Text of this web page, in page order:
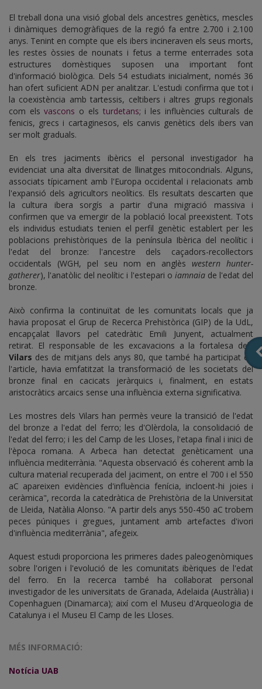
El treball dona una visió global dels ancestres genètics, mescles
i dinàmiques demogràfiques de la regió fa entre 2.700 i 2.100
anys. Tenint en compte que els ibers incineraven els seus morts,
les restes òssies de nounats i fetus a terme enterrades sota
estructures domèstiques suposen una important font
d'informació biològica. Dels 54 estudiats inicialment, només 36
han ofert suficient ADN per analitzar. L'estudi confirma que tot i
la coexistència amb tartessis, celtibers i altres grups regionals
com elsvascons o els turdetans; i les influències culturals de
fenicis, grecs i cartaginesos, els canvis genètics dels ibers van
ser molt graduals.
En els tres jaciments ibèrics el personal investigador ha
evidenciat una alta diversitat de llinatges mitocondrials. Alguns,
associats típicament amb l'Europa occidental i relacionats amb
l'expansió dels agricultors neolítics. Els resultats descarten que
la cultura ibera sorgís a partir d'una migració massiva i
confirmen que va emergir de la població local preexistent. Tots
els individus estudiats tenien el perfil genètic establert per les
poblacions prehistòriques de la península Ibèrica del neolític i
l'edat del bronze: l'ancestre dels caçadors-recol·lectors
occidentals (WGH, pel seu nom en anglès western hunter-
gatherer), l'anatòlic del neolític i l'estepari o iamnaia de l'edat del
bronze.
Això confirma la continuïtat de les comunitats locals que ja
havia proposat el Grup de Recerca Prehistòrica (GIP) de la UdL,
encapçalat llavors pel catedràtic Emili Junyent, actualment
retirat. El responsable de les excavacions a la fortalesa dels
Vilars des de mitjans dels anys 80, que també ha participat en
l'article, havia emfatitzat la transformació de les societats del
bronze final en cacicats jeràrquics i, finalment, en estats
aristocràtics arcaics sense una influència externa significativa.
Les mostres dels Vilars han permès veure la transició de l'edat
del bronze a l'edat del ferro; les d'Olèrdola, la consolidació de
l'edat del ferro; i les del Camp de les Lloses, l'etapa final i inici de
l'època romana. A Arbeca han detectat genèticament una
influència mediterrània. "Aquesta observació és coherent amb la
cultura material recuperada del jaciment, on entre el 700 i el 550
aC apareixen evidències d'influència fenícia, incloent-hi joies i
ceràmica", recorda la catedràtica de Prehistòria de la Universitat
de Lleida, Natàlia Alonso. "A partir dels anys 550-450 aC trobem
peces púniques i gregues, juntament amb artefactes d'ivori
d'influència mediterrània", afegeix.
Aquest estudi proporciona les primeres dades paleogenòmiques
sobre l'origen i l'evolució de les comunitats ibèriques de l'edat
del ferro. En la recerca també ha col·laborat personal
investigador de les universitats de Granada, Adelaida (Austràlia) i
Copenhaguen (Dinamarca); així com el Museu d'Arqueologia de
Catalunya i el Museu El Camp de les Lloses.
MÉS INFORMACIÓ:
Notícia UAB